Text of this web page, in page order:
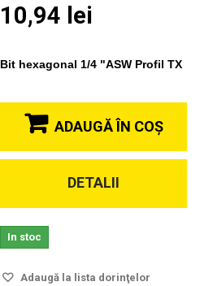
10,94 lei
Bit hexagonal 1/4 "ASW Profil TX
ADAUGĂ ÎN COŞ
DETALII
In stoc
Adaugă la lista dorinţelor
Vizionare